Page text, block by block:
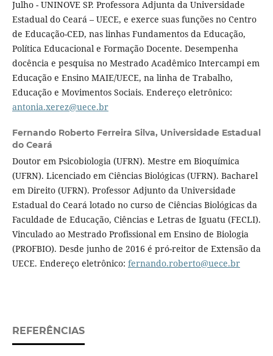
Julho - UNINOVE SP. Professora Adjunta da Universidade
Estadual do Ceará – UECE, e exerce suas funções no Centro
de Educação-CED, nas linhas Fundamentos da Educação,
Política Educacional e Formação Docente. Desempenha
docência e pesquisa no Mestrado Acadêmico Intercampi em
Educação e Ensino MAIE/UECE, na linha de Trabalho,
Educação e Movimentos Sociais. Endereço eletrônico:
antonia.xerez@uece.br
Fernando Roberto Ferreira Silva, Universidade Estadual
do Ceará
Doutor em Psicobiologia (UFRN). Mestre em Bioquímica
(UFRN). Licenciado em Ciências Biológicas (UFRN). Bacharel
em Direito (UFRN). Professor Adjunto da Universidade
Estadual do Ceará lotado no curso de Ciências Biológicas da
Faculdade de Educação, Ciências e Letras de Iguatu (FECLI).
Vinculado ao Mestrado Profissional em Ensino de Biologia
(PROFBIO). Desde junho de 2016 é pró-reitor de Extensão da
UECE. Endereço eletrônico: fernando.roberto@uece.br
REFERÊNCIAS